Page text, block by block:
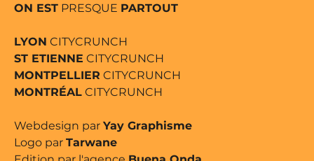
ON EST PRESQUE PARTOUT
LYON CITYCRUNCH
ST ETIENNE CITYCRUNCH
MONTPELLIER CITYCRUNCH
MONTRÉAL CITYCRUNCH
Webdesign par Yay Graphisme
Logo par Tarwane